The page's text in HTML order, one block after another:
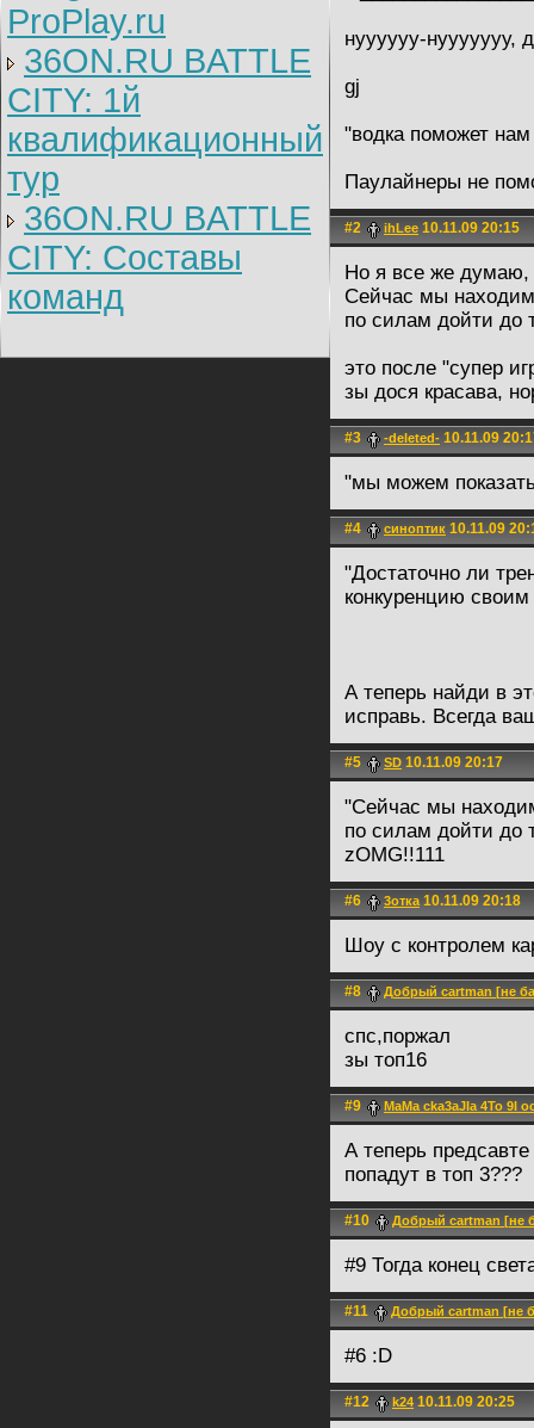
ProPlay.ru
36ON.RU BATTLE
CITY: 1й
квалификационный
тур
36ON.RU BATTLE
CITY: Составы
команд
нуууууу-нууууууу,
gj
"водка поможет
Паулайнеры не
#2 ihLee 10.11.09 20:15
Но я все же думаю,
Сейчас мы
по силам дойти до
это после "супер
зы дося красава,
#3 -deleted- 10.11.09
"мы можем
#4 синоптик 10.11.09
"Достаточно ли
конкуренцию
А теперь найди в
исправь. Всегда
#5 SD 10.11.09 20:17
"Сейчас мы
по силам дойти до
zOMG!!111
#6 3отка10.11.09 20:18
Шоу с контролем
#8 Добрый cartman [не
спс,поржал
зы топ16
#9 MaMa cka3aJIa 4To 9I
А теперь
попадут в топ 3???
#10 Добрый cartman [не
#9 Тогда конец
#11 Добрый cartman [не
#6 :D
#12 k24 10.11.09 20:25